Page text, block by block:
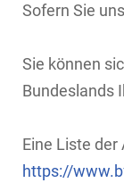
Sofern Sie
Sie können
Bundeslands
Eine Liste
https://